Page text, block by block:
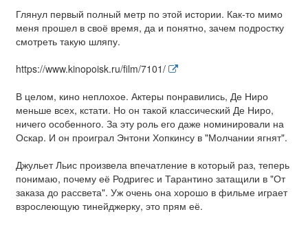
Глянул первый полный метр по этой истории. Как-то мимо
меня прошел в своё время, да и понятно, зачем подростку
смотреть такую шляпу.
https://www.kinopoisk.ru/film/7101/
В целом, кино неплохое. Актеры понравились, Де Ниро
меньше всех, кстати. Но он такой классический Де Ниро,
ничего особенного. За эту роль его даже номинировали на
Оскар. И он проиграл Энтони Хопкинсу в "Молчании ягнят".
Джульет Льис произвела впечатление в который раз, теперь
понимаю, почему её Родригес и Тарантино затащили в "От
заказа до рассвета". Уж очень она хорошо в фильме играет
взрослеющую тинейджерку, это прям её.